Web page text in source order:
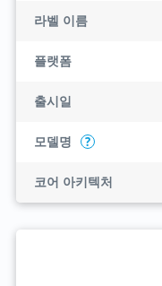
라벨 이름
플랫폼
출시일
모델명 ?
코어 아키텍처